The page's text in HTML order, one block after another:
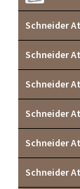
Schneider
Schneider
Schneider
Schneider
Schneider
Schneider